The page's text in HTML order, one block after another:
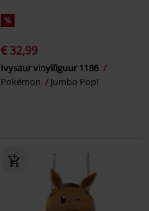
%
€ 32,99
Ivysaur vinylfiguur 1186
Pokémon
Jumbo Pop!